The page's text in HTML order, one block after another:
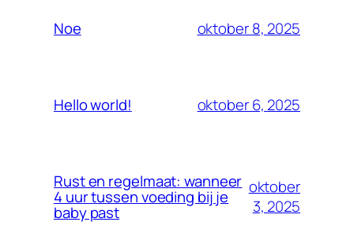
Noe oktober 8, 2025
Hello world! oktober 6, 2025
Rust en regelmaat: wanneer
4 uur tussen voeding bij je
baby past
oktober
3, 2025